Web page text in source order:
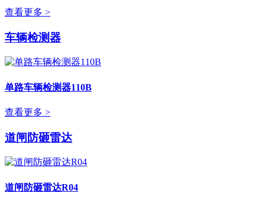
查看更多 >
车辆检测器
单路车辆检测器110B
查看更多 >
道闸防砸雷达
道闸防砸雷达R04